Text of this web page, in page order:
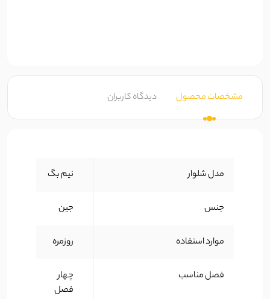
مشخصات محصول دیدگاه کاربران
مدل شلوار نیم بگ
جنس جین
موارد استفاده روزمره
فصل مناسب
چهار
فصل